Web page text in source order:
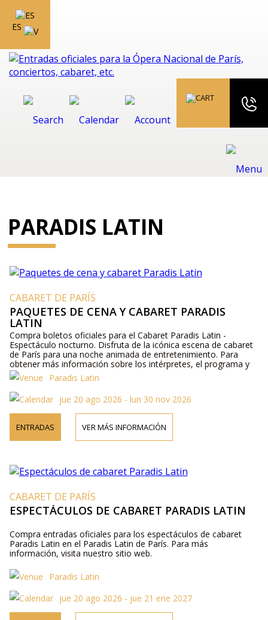
ES
PARADIS LATIN
CABARET DE PARÍS
PAQUETES DE CENA Y CABARET PARADIS
LATIN
Compra boletos oficiales para el Cabaret Paradis Latin -
Espectáculo nocturno. Disfruta de la icónica escena de cabaret
de París para una noche animada de entretenimiento. Para
obtener más información sobre los intérpretes, el programa y
los precios de los boletos, visita nuestro sitio web o
contáctanos por teléfono.
Paradis Latin
jue 20 ago 2026 - lun 30 nov 2026
ENTRADAS VER MÁS INFORMACIÓN
CABARET DE PARÍS
ESPECTÁCULOS DE CABARET PARADIS LATIN
Compra entradas oficiales para los espectáculos de cabaret
Paradis Latin en el Paradis Latin de París. Para más
información, visita nuestro sitio web.
Paradis Latin
jue 20 ago 2026 - jue 21 ene 2027